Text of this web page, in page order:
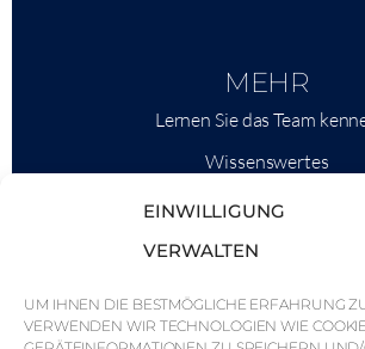
EINWILLIGUNG
VERWALTEN
UM IHNEN DIE BESTMÖGLICHE ERFAHRUNG
VERWENDEN WIR TECHNOLOGIEN WIE
MEHR
Lernen Sie das Team
Wissenswertes
Savills
Marktinformationen
Nachrichten &